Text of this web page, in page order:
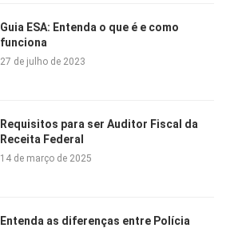
Guia ESA: Entenda o que é e como
funciona
27 de julho de 2023
Requisitos para ser Auditor Fiscal da
Receita Federal
14 de março de 2025
Entenda as diferenças entre Polícia